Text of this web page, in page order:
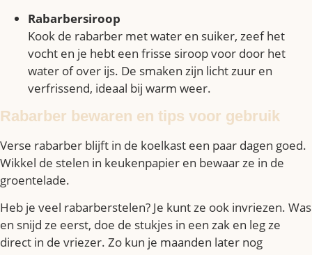
Rabarbersiroop
Kook de rabarber met water en suiker, zeef het
vocht en je hebt een frisse siroop voor door het
water of over ijs. De smaken zijn licht zuur en
verfrissend, ideaal bij warm weer.
Rabarber bewaren en tips voor gebruik
Verse rabarber blijft in de koelkast een paar dagen goed.
Wikkel de stelen in keukenpapier en bewaar ze in de
groentelade.
Heb je veel rabarberstelen? Je kunt ze ook invriezen. Was
en snijd ze eerst, doe de stukjes in een zak en leg ze
direct in de vriezer. Zo kun je maanden later nog